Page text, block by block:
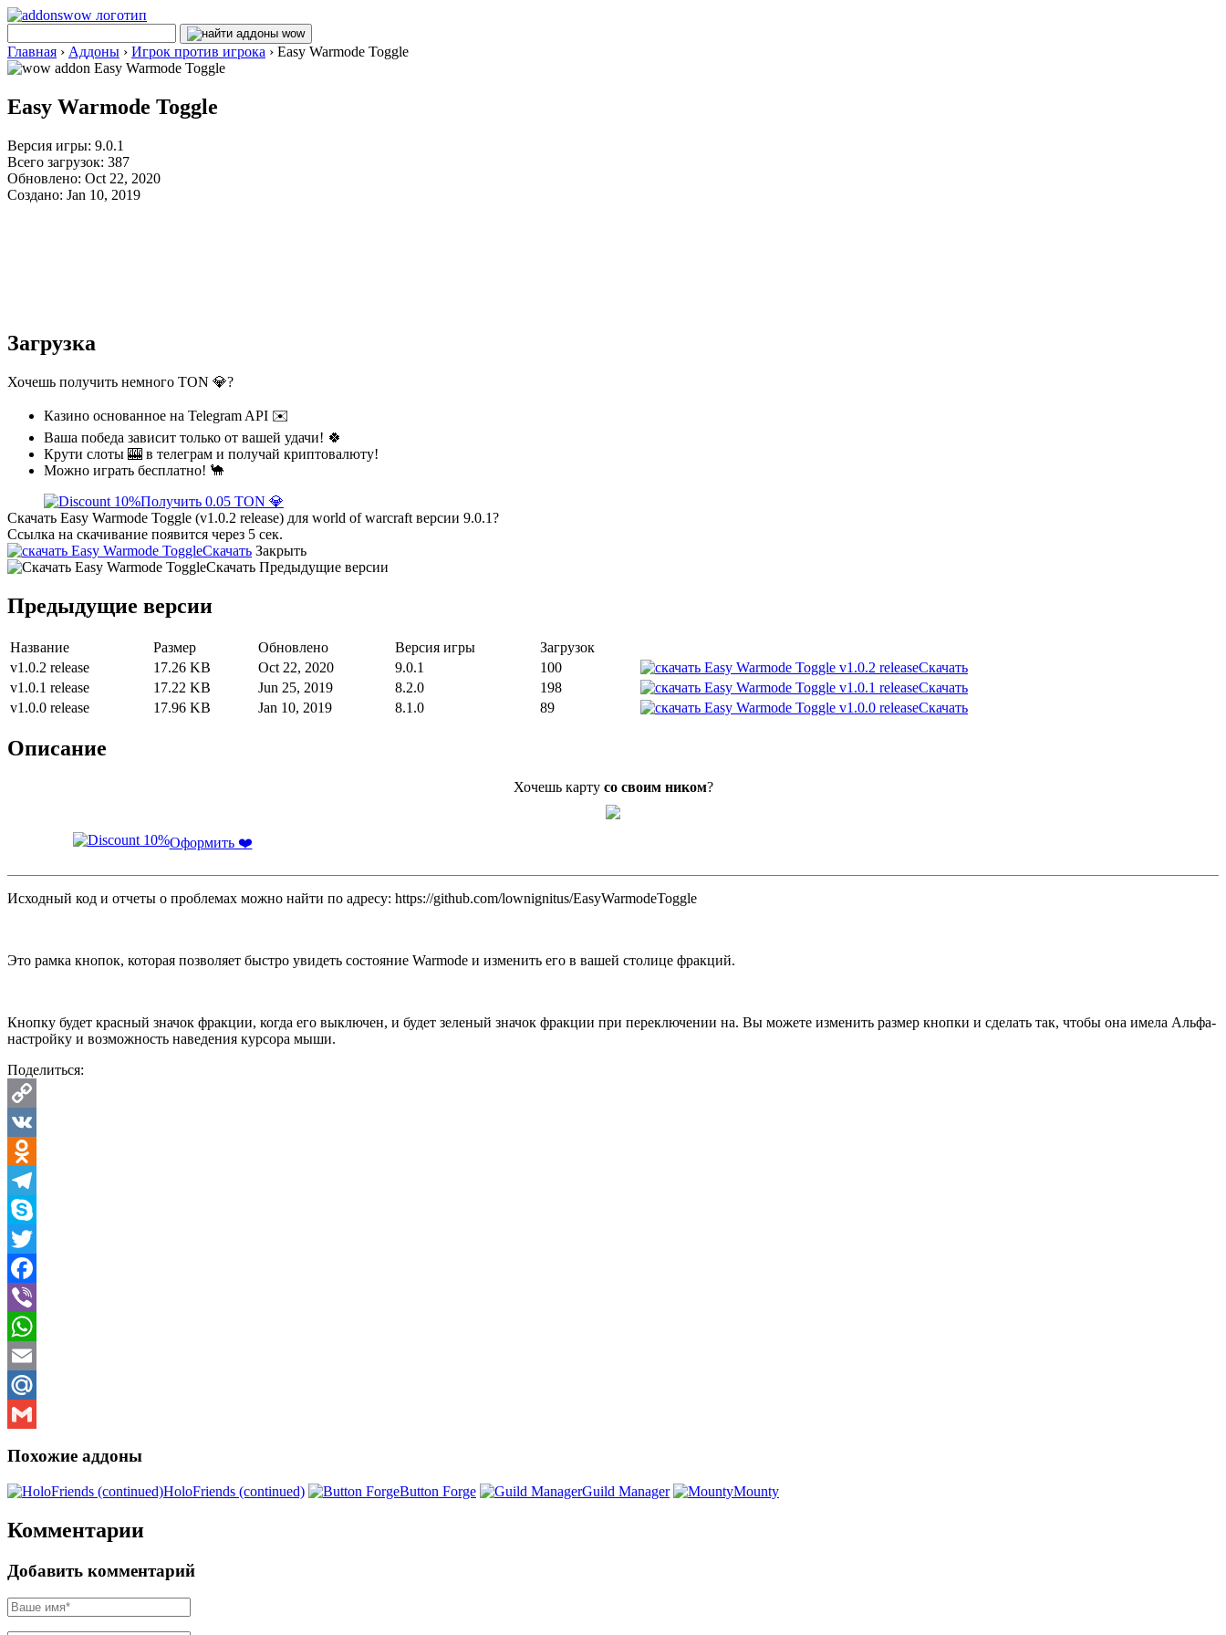
Главная › Аддоны › Игрок против игрока › Easy Warmode Toggle
Easy Warmode Toggle
Версия игры: 9.0.1
Всего загрузок: 387
Обновлено: Oct 22, 2020
Создано: Jan 10, 2019
Загрузка
Хочешь получить немного TON 💎?
Казино основанное на Telegram API ✉️
Ваша победа зависит только от вашей удачи! 🍀
Крути слоты 🎰 в телеграм и получай криптовалюту!
Можно играть бесплатно! 🐪
Получить 0.05 TON 💎
Скачать Easy Warmode Toggle (v1.0.2 release) для world of warcraft версии 9.0.1?
Ссылка на скачивание появится через 5 сек.
Скачать Закрыть
Скачать Предыдущие версии
Предыдущие версии
Название Размер Обновлено Версия игры
Загрузок
v1.0.2 release
17.26 KB Oct 22, 2020 9.0.1 100
Скачать
v1.0.1 release
17.22 KB Jun 25, 2019 8.2.0 198
Скачать
v1.0.0 release
17.96 KB Jan 10, 2019 8.1.0 89 Скачать
Описание
Хочешь карту со своим ником?
Оформить ❤️
Исходный код и отчеты о проблемах можно найти по адресу: https://github.com/lownignitus/EasyWarmodeToggle
Это рамка кнопок, которая позволяет быстро увидеть состояние Warmode и изменить его в вашей столице фракций.
Кнопку будет красный значок фракции, когда его выключен, и будет зеленый значок фракции при переключении на. Вы можете изменить размер кнопки и сделать так, чтобы она имела Альфа-
настройку и возможность наведения курсора мыши.
Поделиться:
Copy
Link
VK
Odnoklassniki
Telegram
Skype
Twitter
Facebook
Viber
WhatsApp
Email
Mail.Ru
Похожие аддоны
HoloFriends (continued) Button Forge Guild Manager Mounty
Комментарии
Добавить комментарий